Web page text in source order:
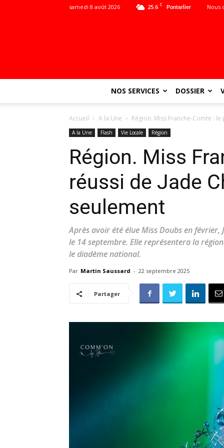
25.6 C Pontarlier
samedi 8 août 2026 Nous
NOS SERVICES DOSSIER
Accueil A la Une Région. Miss Franche-Comté :
A la Une Flash Vie Locale Région
Région. Miss
réussi de Jade
seulement
Après avoir été élue Miss Doubs en février,
le 14 septembre. Elle représentera la
le diadème national.
Par Martin Saussard - 22 septembre 2025
Partager